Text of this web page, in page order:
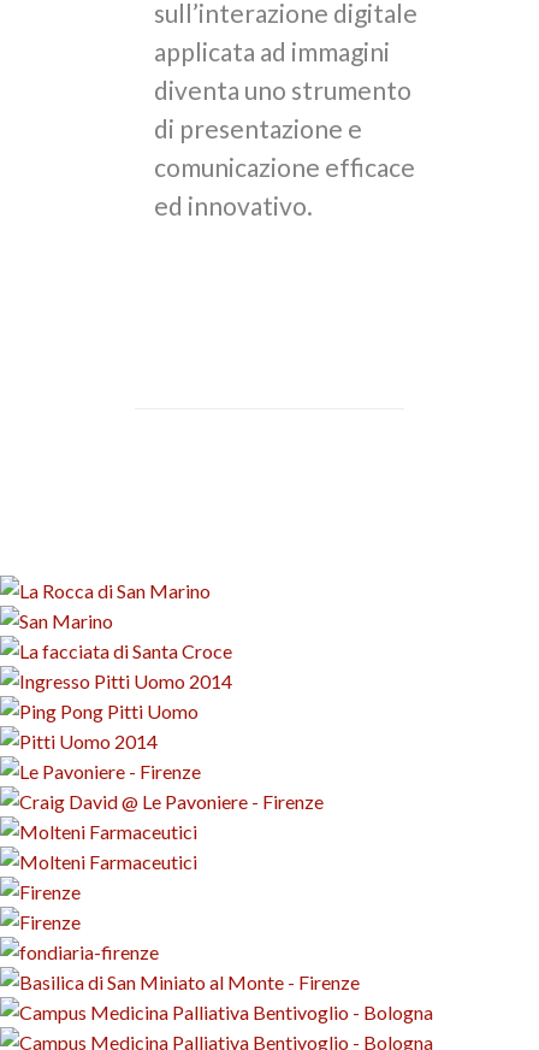
sull’interazione digitale
applicata ad immagini
diventa uno strumento
di presentazione e
comunicazione efficace
ed innovativo.